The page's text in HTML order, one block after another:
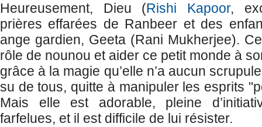
Heureusement, Dieu (Rishi Kapoor,
prières effarées de Ranbeer et des
ange gardien, Geeta (Rani Mukherjee).
rôle de nounou et aider ce petit monde à
grâce à la magie qu’elle n’a aucun
su de tous, quitte à manipuler les esprits
Mais elle est adorable, pleine
farfelues, et il est difficile de lui résister.